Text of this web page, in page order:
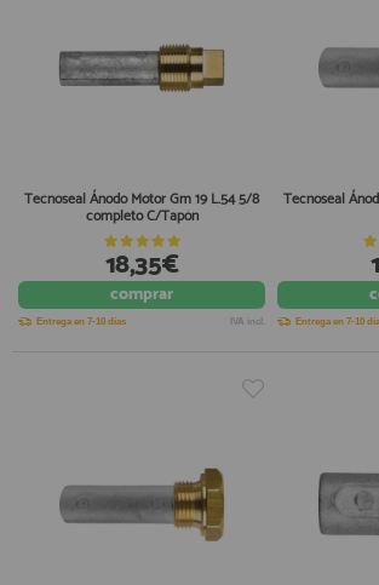
Tecnoseal Ánodo Motor Gm 19 L.54 5/8
completo C/Tapón
18,35€
comprar
Entrega en 7-10 días IVA incl.
Tecnoseal
Entrega en 7-10